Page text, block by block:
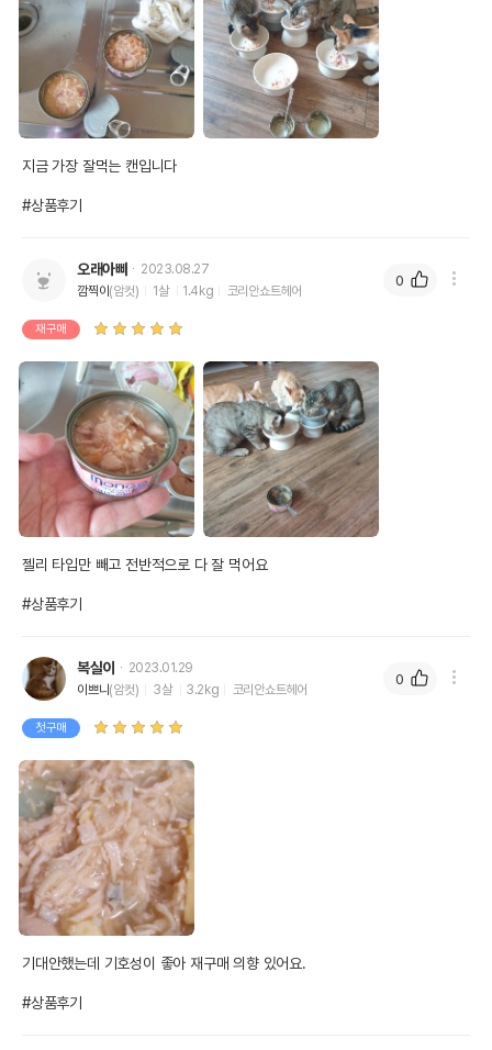
상품 필수 정보
품명 및 모델명 몬지 내추럴 닭고기와 새우 80g
법에 의한 인증,허가 등을
제조국 또는 원산지 태국
제조자,수입품의 경우
수입자를 함께 표기
AS책임자와 전화번호
또는 소비자상담 관련
전화번호
유통기한
지금 가장 잘먹는 캔입니다
#상품후기
오래아빠
2023.08.27
깜찍이 (암컷) 1살 1.4kg 코리안쇼트헤어
재구매
젤리 타입만 빼고 전반적으로 다 잘 먹어요
#상품후기
0
복실이
2023.01.29
이쁘니 (암컷) 3살 3.2kg 코리안쇼트헤어
첫구매
기대안했는데 기호성이 좋아 재구매 의향 있어요.
#상품후기
0